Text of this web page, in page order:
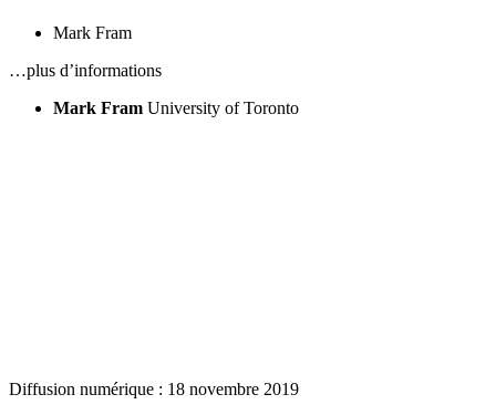
Mark Fram
…plus d’informations
Mark Fram University of Toronto
Diffusion numérique : 18 novembre 2019